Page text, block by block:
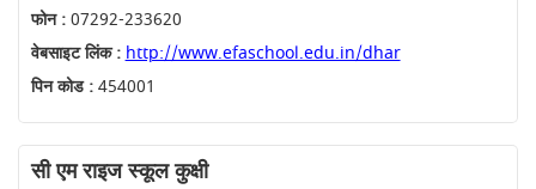
फोन :07292-233620
वेबसाइट लिंक : http://www.efaschool.edu.in/dhar
पिन कोड :454001
सी एम राइज स्कूल कुक्षी